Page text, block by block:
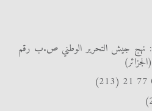
: نهج جيش التحرير الوطني ص.ب رقم